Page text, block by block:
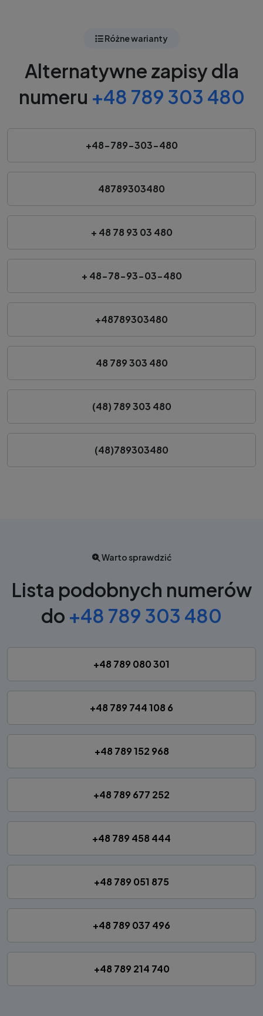
Różne warianty
Alternatywne zapisy dla
numeru +48 789 303 480
+48-789-303-480
48789303480
+ 48 78 93 03 480
+ 48-78-93-03-480
+48789303480
48 789 303 480
(48) 789 303 480
(48)789303480
Warto sprawdzić
Lista podobnych numerów
do +48 789 303 480
+48 789 080 301
+48 789 744 108 6
+48 789 152 968
+48 789 677 252
+48 789 458 444
+48 789 051 875
+48 789 037 496
+48 789 214 740